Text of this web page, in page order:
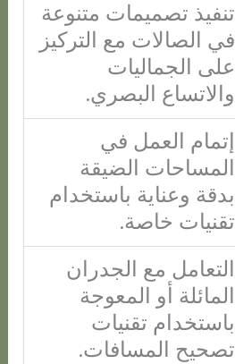
تنفيذ تصميمات متنوعة
في الصالات مع التركيز
على الجماليات
والاتساع البصري.
إتمام العمل في
المساحات الضيقة
بدقة وعناية باستخدام
تقنيات خاصة.
التعامل مع الجدران
المائلة أو المعوجة
باستخدام تقنيات
تصحيح المسافات.